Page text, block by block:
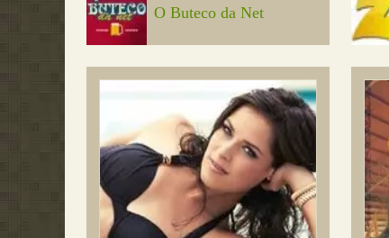
O Buteco da Net